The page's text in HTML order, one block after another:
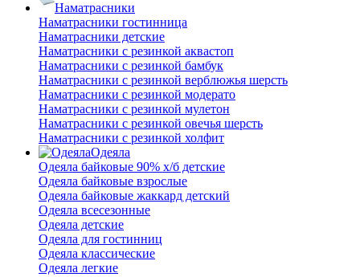
Наматрасники
Наматрасники гостинница
Наматрасники детские
Наматрасники с резинкой аквастоп
Наматрасники с резинкой бамбук
Наматрасники с резинкой верблюжья шерсть
Наматрасники с резинкой модерато
Наматрасники с резинкой мулетон
Наматрасники с резинкой овечья шерсть
Наматрасники с резинкой холфит
Одеяла
Одеяла байковые 90% х/б детские
Одеяла байковые взрослые
Одеяла байковые жаккард детский
Одеяла всесезонные
Одеяла детские
Одеяла для гостинниц
Одеяла классические
Одеяла легкие